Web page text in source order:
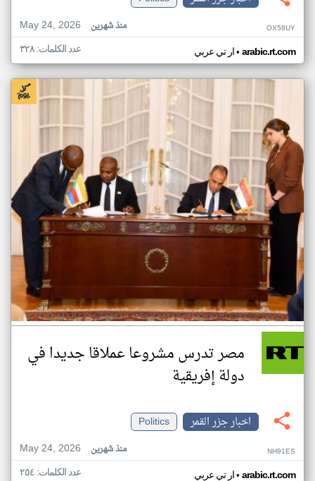
May 24, 2026
منذ شهرين OX58UY
ار تي عربي• arabic.rt.com عدد الكلمات: ٣٢٨
مصر تدرس مشروعا عملاقا جديدا في
دولة إفريقية
اخبار جزر القمر
Politics
May 24, 2026
منذ شهرين NH91ES
ار تي عربي• arabic.rt.com عدد الكلمات: ٢٥٤